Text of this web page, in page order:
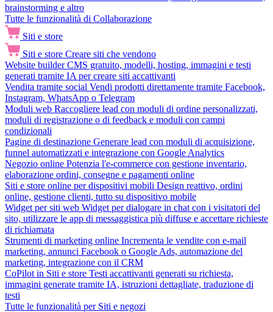
brainstorming e altro
Tutte le funzionalità di Collaborazione
Siti e store
Siti e store Creare siti che vendono
Website builder CMS gratuito, modelli, hosting, immagini e testi
generati tramite IA per creare siti accattivanti
Vendita tramite social Vendi prodotti direttamente tramite Facebook,
Instagram, WhatsApp o Telegram
Moduli web Raccogliere lead con moduli di ordine personalizzati,
moduli di registrazione o di feedback e moduli con campi
condizionali
Pagine di destinazione Generare lead con moduli di acquisizione,
funnel automatizzati e integrazione con Google Analytics
Negozio online Potenzia l'e-commerce con gestione inventario,
elaborazione ordini, consegne e pagamenti online
Siti e store online per dispositivi mobili Design reattivo, ordini
online, gestione clienti, tutto su dispositivo mobile
Widget per siti web Widget per dialogare in chat con i visitatori del
sito, utilizzare le app di messaggistica più diffuse e accettare richieste
di richiamata
Strumenti di marketing online Incrementa le vendite con e-mail
marketing, annunci Facebook o Google Ads, automazione del
marketing, integrazione con il CRM
CoPilot in Siti e store Testi accattivanti generati su richiesta,
immagini generate tramite IA, istruzioni dettagliate, traduzione di
testi
Tutte le funzionalità per Siti e negozi